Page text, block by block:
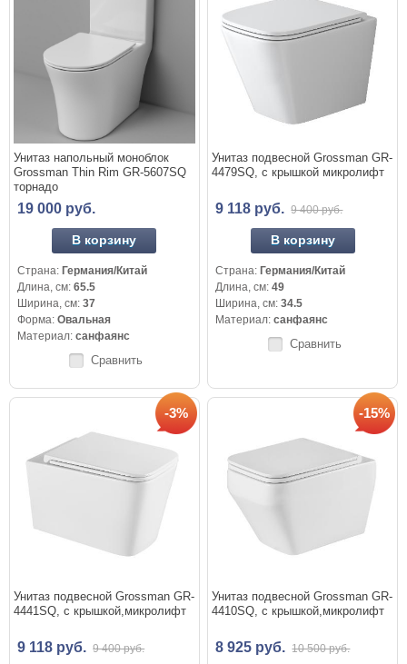
Унитаз напольный моноблок
Grossman Thin Rim GR-5607SQ
торнадо
19 000 руб.
В корзину
Страна:Германия/Китай
Длина, см:65.5
Ширина, см:37
Форма:Овальная
Материал:санфаянс
Сравнить
Унитаз подвесной Grossman GR-
4479SQ, с крышкой микролифт
9 118 руб. 9 400 руб.
В корзину
Страна:Германия/Китай
Длина, см:49
Ширина, см:34.5
Материал:санфаянс
Сравнить
-3%
Унитаз подвесной Grossman GR-
4441SQ, с крышкой,микролифт
9 118 руб. 9 400 руб.
-15%
Унитаз подвесной Grossman GR-
4410SQ, с крышкой,микролифт
8 925 руб. 10 500 руб.